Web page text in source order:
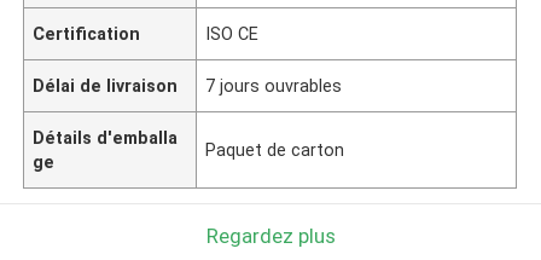
Certification ISO CE
Délai de livraison 7 jours ouvrables
Détails d'emballa
ge
Paquet de carton
Regardez plus